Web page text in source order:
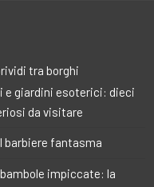
tra borghi
e giardini esoterici: dieci
da visitare
barbiere fantasma
bambole impiccate: la